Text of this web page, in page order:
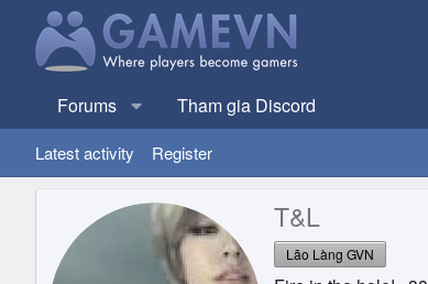
Forums Tham gia Discord
Latest activity Register
T&L
Lão Làng GVN